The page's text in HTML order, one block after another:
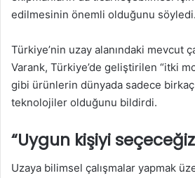
edilmesinin önemli olduğunu söyledi.
Türkiye’nin uzay alanındaki mevcut
Varank, Türkiye’de geliştirilen “itki
gibi ürünlerin dünyada sadece
teknolojiler olduğunu bildirdi.
“Uygun kişiyi
Uzaya bilimsel çalışmalar yapmak